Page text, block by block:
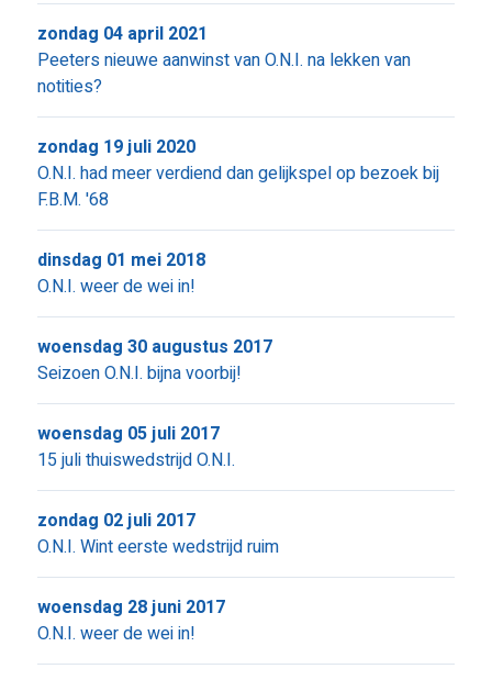
Peeters nieuwe aanwinst van O.N.I. na lekken van
notities?
zondag 04 april 2021
O.N.I. had meer verdiend dan gelijkspel op bezoek bij
F.B.M. '68
zondag 19 juli 2020
O.N.I. weer de wei in!
dinsdag 01 mei 2018
Seizoen O.N.I. bijna voorbij!
woensdag 30 augustus 2017
15 juli thuiswedstrijd O.N.I.
woensdag 05 juli 2017
O.N.I. Wint eerste wedstrijd ruim
zondag 02 juli 2017
O.N.I. weer de wei in!
woensdag 28 juni 2017